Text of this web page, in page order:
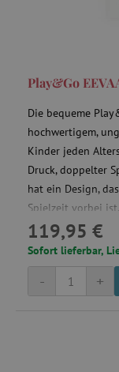
Play&Go
Die bequeme
hochwertigem,
Kinder jeden
Druck, doppelter
hat ein Design,
Spielzeit vorbei
darin verstauen.
119,95 €
Sofort lieferbar,
+
-